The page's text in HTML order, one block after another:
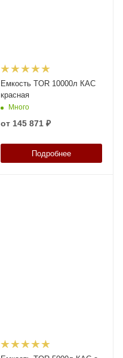
Емкость TOR 10000л КАС
красная
Много
от 145 871 ₽
Подробнее